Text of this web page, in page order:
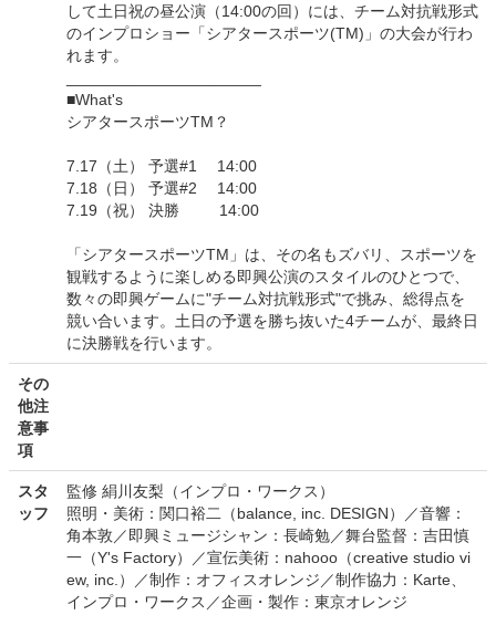
して土日祝の昼公演（14:00の回）には、チーム対抗戦形式
のインプロショー「シアタースポーツ(TM)」の大会が行わ
れます。
■What's
シアタースポーツTM？
7.17（土） 予選#1 14:00
7.18（日） 予選#2 14:00
7.19（祝） 決勝 14:00
「シアタースポーツTM」は、その名もズバリ、スポーツを
観戦するように楽しめる即興公演のスタイルのひとつで、
数々の即興ゲームに"チーム対抗戦形式"で挑み、総得点を
競い合います。土日の予選を勝ち抜いた4チームが、最終日
に決勝戦を行います。
その
他注
意事
項
スタ
ッフ
監修 絹川友梨（インプロ・ワークス）
照明・美術：関口裕二（balance, inc. DESIGN）／音響：
角本敦／即興ミュージシャン：長崎勉／舞台監督：吉田慎
一（Y's Factory）／宣伝美術：nahooo（creative studio vi
ew, inc.）／制作：オフィスオレンジ／制作協力：Karte、
インプロ・ワークス／企画・製作：東京オレンジ